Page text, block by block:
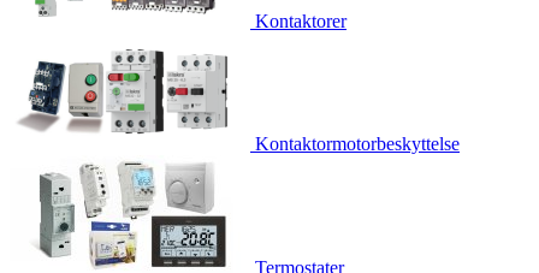
Kontaktorer
Kontaktormotorbeskyttelse
Termostater